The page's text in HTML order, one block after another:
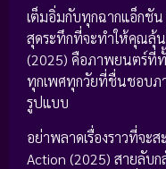
เต็มอิ่มกับทุกฉากแอ็กชัน
สุดระทึกที่จะทำให้คุณลุ้
(2025) คือภาพยนตร์ที่
ทุกเพศทุกวัยที่ชื่นชอบภ
รูปแบบ
อย่าพลาดเรื่องราวที่จะ
Action (2025) สายลับก